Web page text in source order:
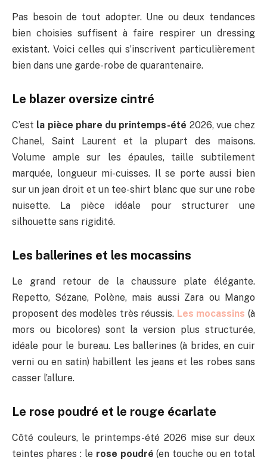
Pas besoin de tout adopter. Une ou deux tendances
bien choisies suffisent à faire respirer un dressing
existant. Voici celles qui s’inscrivent particulièrement
bien dans une garde-robe de quarantenaire.
Le blazer oversize cintré
C’est la pièce phare du printemps-été 2026, vue chez
Chanel, Saint Laurent et la plupart des maisons.
Volume ample sur les épaules, taille subtilement
marquée, longueur mi-cuisses. Il se porte aussi bien
sur un jean droit et un tee-shirt blanc que sur une robe
nuisette. La pièce idéale pour structurer une
silhouette sans rigidité.
Les ballerines et les mocassins
Le grand retour de la chaussure plate élégante.
Repetto, Sézane, Polène, mais aussi Zara ou Mango
proposent des modèles très réussis. Les mocassins (à
mors ou bicolores) sont la version plus structurée,
idéale pour le bureau. Les ballerines (à brides, en cuir
verni ou en satin) habillent les jeans et les robes sans
casser l’allure.
Le rose poudré et le rouge écarlate
Côté couleurs, le printemps-été 2026 mise sur deux
teintes phares : le rose poudré (en touche ou en total